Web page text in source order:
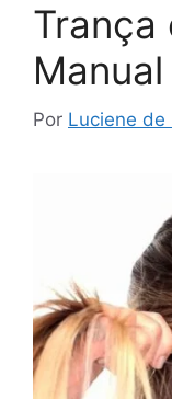
Trança
Por Luciene de